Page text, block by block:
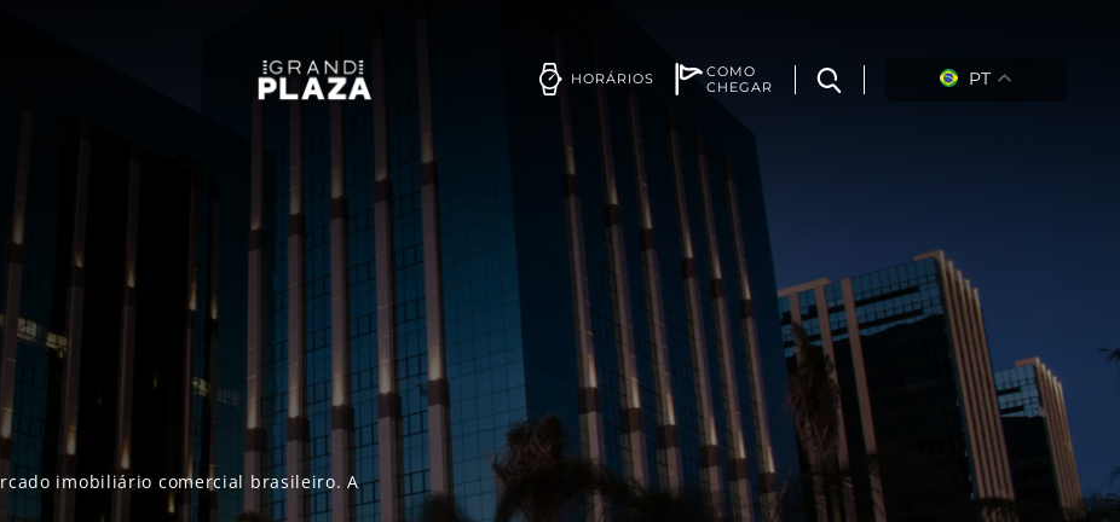
HORÁRIOS
COMO
CHEGAR
PT
imobiliário comercial brasileiro. A